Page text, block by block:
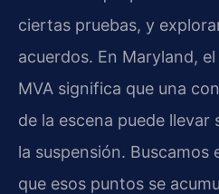
ciertas pruebas, y
acuerdos. En Maryland,
MVA significa que una
de la escena puede llevar
la suspensión.
que esos puntos se